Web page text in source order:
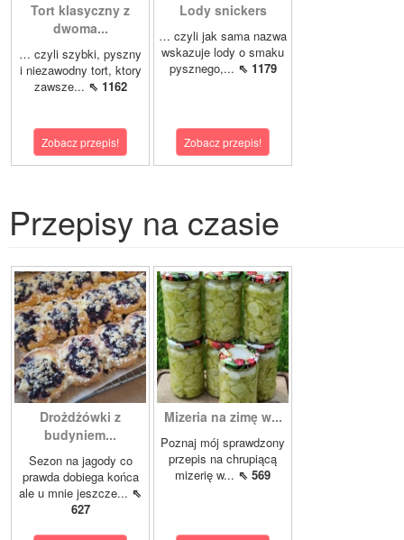
Tort klasyczny z
dwoma...
… czyli szybki, pyszny
i niezawodny tort, ktory
zawsze... ⇖ 1162
Zobacz przepis!
Lody snickers
… czyli jak sama nazwa
wskazuje lody o smaku
pysznego,... ⇖ 1179
Zobacz przepis!
Przepisy na czasie
Drożdżówki z
budyniem...
Sezon na jagody co
prawda dobiega końca
ale u mnie jeszcze... ⇖
627
Mizeria na zimę w...
Poznaj mój sprawdzony
przepis na chrupiącą
mizerię w... ⇖ 569